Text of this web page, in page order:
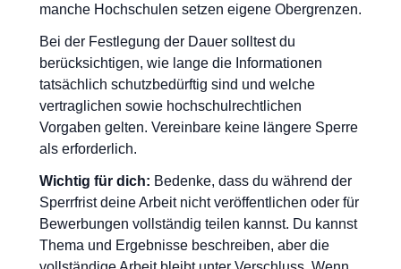
manche Hochschulen setzen eigene Obergrenzen.
Bei der Festlegung der Dauer solltest du
berücksichtigen, wie lange die Informationen
tatsächlich schutzbedürftig sind und welche
vertraglichen sowie hochschulrechtlichen
Vorgaben gelten. Vereinbare keine längere Sperre
als erforderlich.
Wichtig für dich: Bedenke, dass du während der
Sperrfrist deine Arbeit nicht veröffentlichen oder für
Bewerbungen vollständig teilen kannst. Du kannst
Thema und Ergebnisse beschreiben, aber die